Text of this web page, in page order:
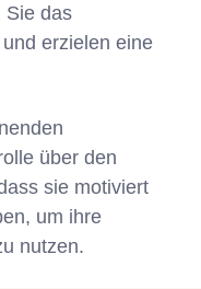
Sie das
und erzielen eine
über den
sie motiviert
um ihre
nutzen.